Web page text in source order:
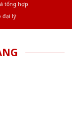
tổng hợp
đại lý